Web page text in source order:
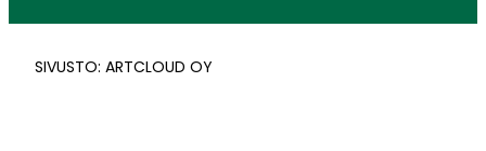
SIVUSTO: ARTCLOUD OY